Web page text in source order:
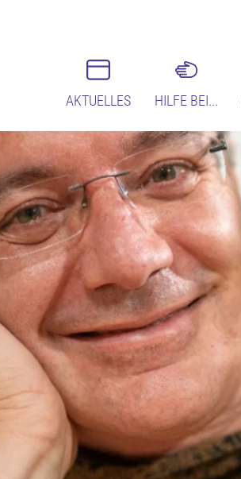
AKTUELLES HILFE BEI...